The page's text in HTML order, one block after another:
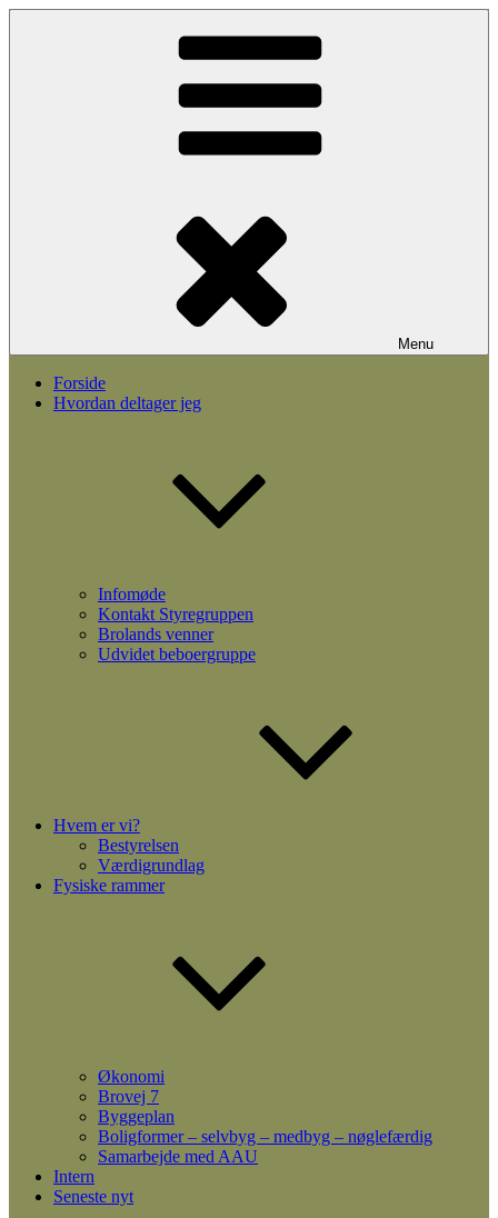
Videre
Menu
Forside
Hvordan deltager jeg
Infomøde
Kontakt Styregruppen
Brolands venner
Udvidet beboergruppe
Hvem er vi?
Bestyrelsen
Værdigrundlag
Fysiske rammer
Økonomi
Brovej 7
Byggeplan
Boligformer – selvbyg – medbyg – nøglefærdig
Samarbejde med AAU
Intern
Seneste nyt